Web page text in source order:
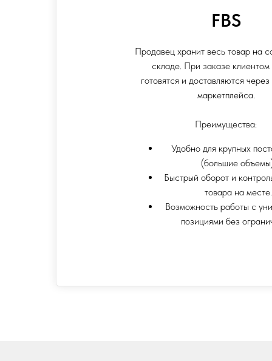
FBS
Продавец хранит весь товар на
складе. При заказе клиентом
готовятся и доставляются через
маркетплейса.
Преимущества:
Удобно для крупных
(большие
Быстрый оборот и
товара на месте.
Возможность работы с
позициями без